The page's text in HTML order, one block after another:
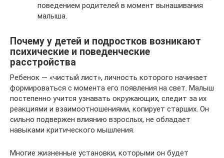
поведением родителей в момент вынашивания
малыша.
Почему у детей и подростков возникают
психические и поведенческие
расстройства
Ребенок — «чистый лист», личность которого начинает
формироваться с момента его появления на свет. Малыш
постепенно учится узнавать окружающих, следит за их
реакциями и взаимоотношениями, копирует старших. Он
сильно подвержен влиянию взрослых, не обладает
навыками критического мышления.
Многие жизненные установки, которыми он будет